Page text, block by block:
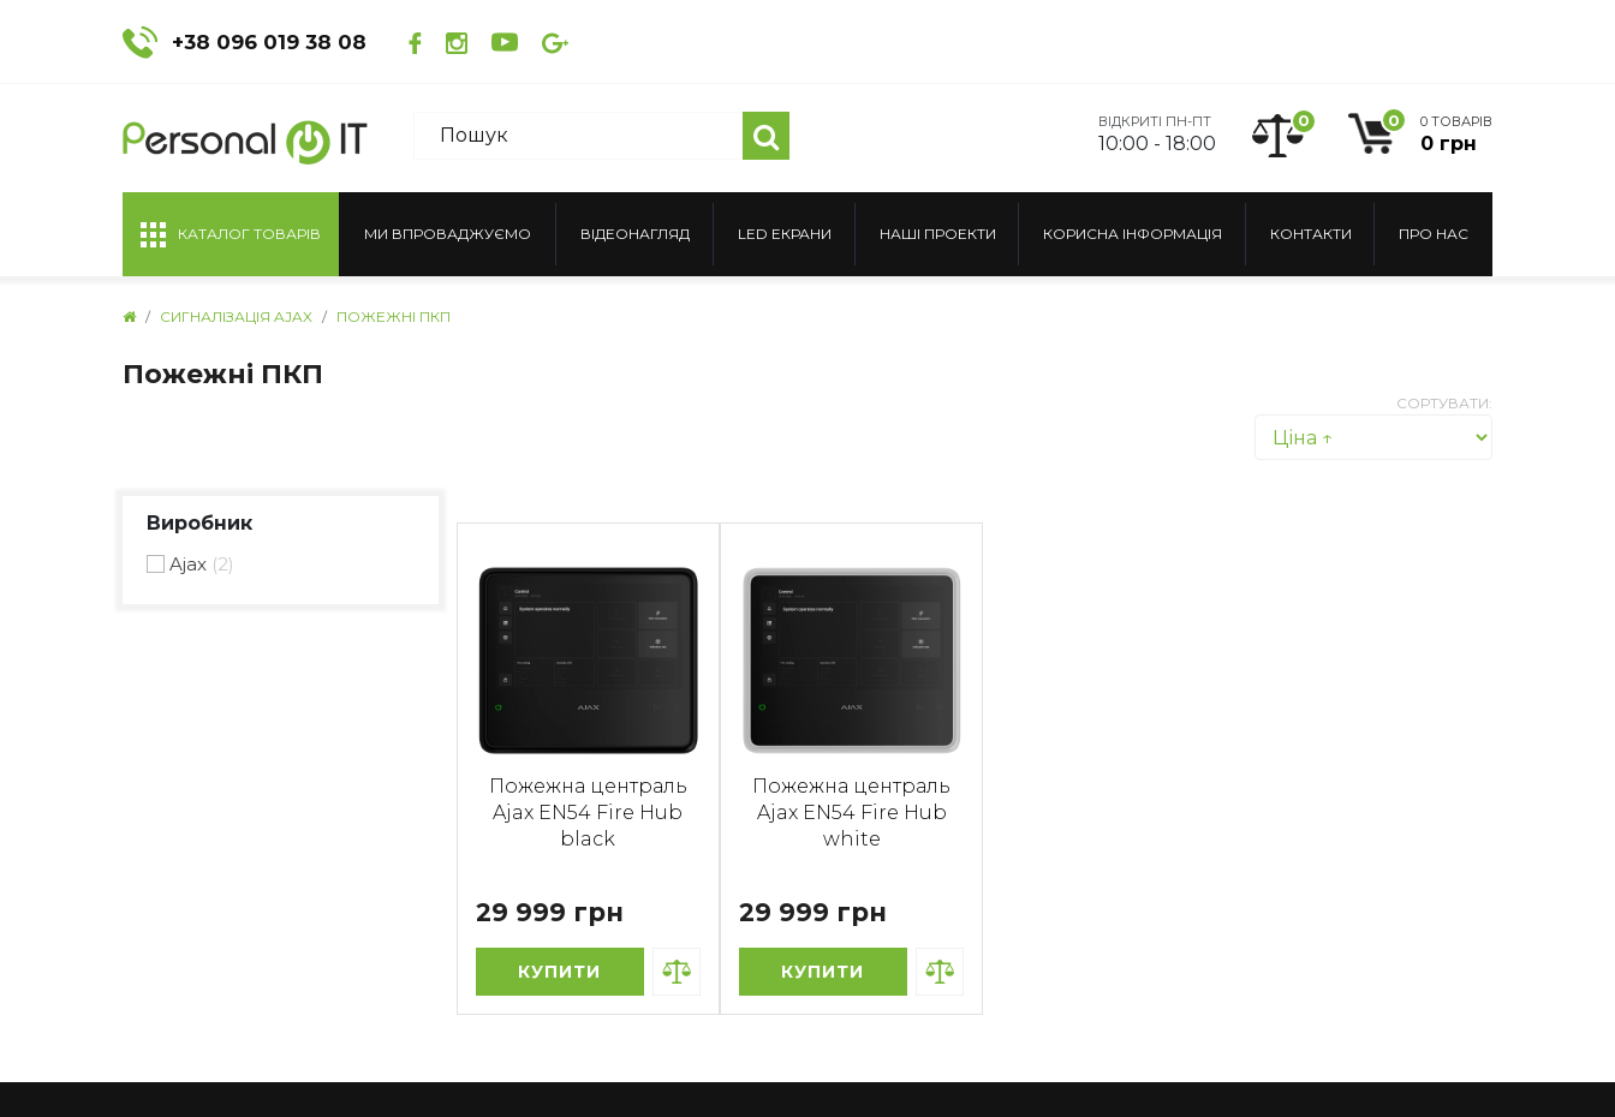
+38 096 019 38 08
ВІДКРИТІ ПН-ПТ
10:00 - 18:00
0 0 0 ТОВАРІВ
0 грн
КАТАЛОГ ТОВАРІВ МИ ВПРОВАДЖУЄМО ВІДЕОНАГЛЯД LED ЕКРАНИ НАШІ ПРОЕКТИ КОРИСНА ІНФОРМАЦІЯ КОНТАКТИ ПРО НАС
СИГНАЛІЗАЦІЯ AJAX ПОЖЕЖНІ ПКП
Пожежні ПКП
СОРТУВАТИ:
Виробник
Ajax 2
Пожежна централь
Ajax EN54 Fire Hub
black
29 999 грн
КУПИТИ
Пожежна централь
Ajax EN54 Fire Hub
white
29 999 грн
КУПИТИ